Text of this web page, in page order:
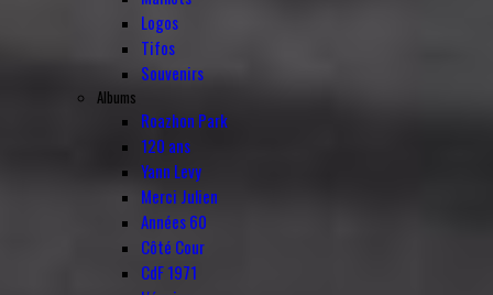
Logos
Tifos
Souvenirs
Albums
Roazhon Park
120 ans
Yann Levy
Merci Julien
Années 60
Côté Cour
CdF 1971